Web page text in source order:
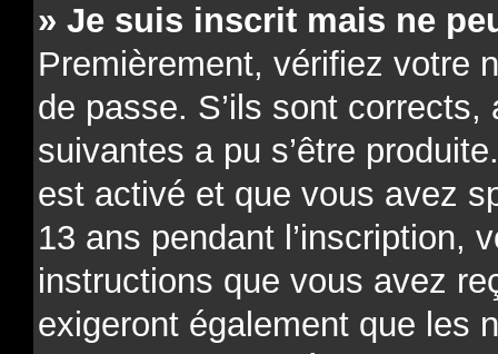
» Je suis inscrit mais ne
Premièrement, vérifiez votre
de passe. S’ils sont
suivantes a pu s’être
est activé et que vous avez
13 ans pendant l’inscription,
instructions que vous avez
exigeront également que les